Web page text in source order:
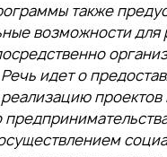
также
возможности для
идет о
проектов